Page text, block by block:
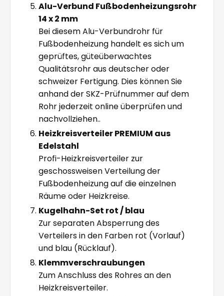
Alu-Verbund Fußbodenheizungsrohr
14 x 2 mm
Bei diesem Alu-Verbundrohr für
Fußbodenheizung handelt es sich um
geprüftes, güteüberwachtes
Qualitätsrohr aus deutscher oder
schweizer Fertigung. Dies können Sie
anhand der SKZ-Prüfnummer auf dem
Rohr jederzeit online überprüfen und
nachvollziehen..
Heizkreisverteiler PREMIUM aus
Edelstahl
Profi-Heizkreisverteiler zur
geschossweisen Verteilung der
Fußbodenheizung auf die einzelnen
Räume oder Heizkreise.
Kugelhahn-Set rot / blau
Zur separaten Absperrung des
Verteilers in den Farben rot (Vorlauf)
und blau (Rücklauf).
Klemmverschraubungen
Zum Anschluss des Rohres an den
Heizkreisverteiler.